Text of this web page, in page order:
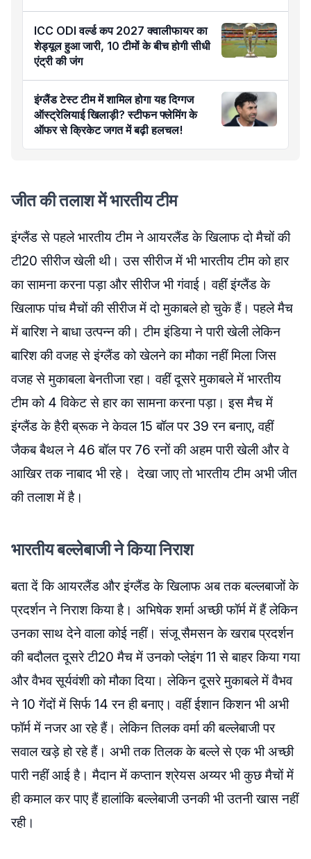
ICC ODI वर्ल्ड कप 2027 क्वालीफायर का
शेड्यूल हुआ जारी, 10 टीमों के बीच होगी सीधी
एंट्री की जंग
इंग्लैंड टेस्ट टीम में शामिल होगा यह दिग्गज
ऑस्ट्रेलियाई खिलाड़ी? स्टीफन फ्लेमिंग के
ऑफर से क्रिकेट जगत में बढ़ी हलचल!
जीत की तलाश में भारतीय टीम
इंग्लैंड से पहले भारतीय टीम ने आयरलैंड के खिलाफ दो मैचों की
टी20 सीरीज खेली थी। उस सीरीज में भी भारतीय टीम को हार
का सामना करना पड़ा और सीरीज भी गंवाई। वहीं इंग्लैंड के
खिलाफ पांच मैचों की सीरीज में दो मुकाबले हो चुके हैं। पहले मैच
में बारिश ने बाधा उत्पन्न की। टीम इंडिया ने पारी खेली लेकिन
बारिश की वजह से इंग्लैंड को खेलने का मौका नहीं मिला जिस
वजह से मुकाबला बेनतीजा रहा। वहीं दूसरे मुकाबले में भारतीय
टीम को 4 विकेट से हार का सामना करना पड़ा। इस मैच में
इंग्लैंड के हैरी ब्रूक ने केवल 15 बॉल पर 39 रन बनाए, वहीं
जैकब बैथल ने 46 बॉल पर 76 रनों की अहम पारी खेली और वे
आखिर तक नाबाद भी रहे। देखा जाए तो भारतीय टीम अभी जीत
की तलाश में है।
भारतीय बल्लेबाजी ने किया निराश
बता दें कि आयरलैंड और इंग्लैंड के खिलाफ अब तक बल्लबाजों के
प्रदर्शन ने निराश किया है। अभिषेक शर्मा अच्छी फॉर्म में हैं लेकिन
उनका साथ देने वाला कोई नहीं। संजू सैमसन के खराब प्रदर्शन
की बदौलत दूसरे टी20 मैच में उनको प्लेइंग 11 से बाहर किया गया
और वैभव सूर्यवंशी को मौका दिया। लेकिन दूसरे मुकाबले में वैभव
ने 10 गेंदों में सिर्फ 14 रन ही बनाए। वहीं ईशान किशन भी अभी
फॉर्म में नजर आ रहे हैं। लेकिन तिलक वर्मा की बल्लेबाजी पर
सवाल खड़े हो रहे हैं। अभी तक तिलक के बल्ले से एक भी अच्छी
पारी नहीं आई है। मैदान में कप्तान श्रेयस अय्यर भी कुछ मैचों में
ही कमाल कर पाए हैं हालांकि बल्लेबाजी उनकी भी उतनी खास नहीं
रही।